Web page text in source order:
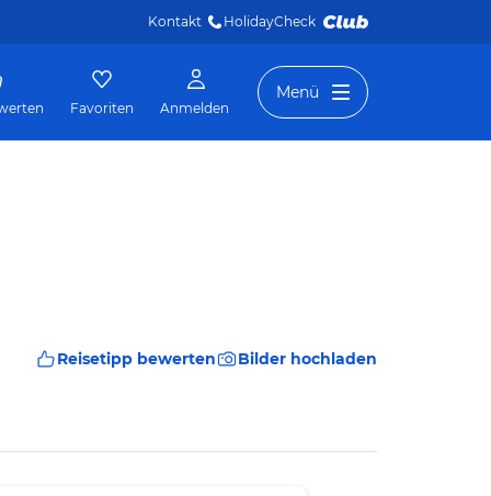
Kontakt HolidayCheck
Favoriten Anmelden
Menü
Reisetipp bewerten Bilder hochladen